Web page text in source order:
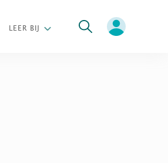
LEER BIJ